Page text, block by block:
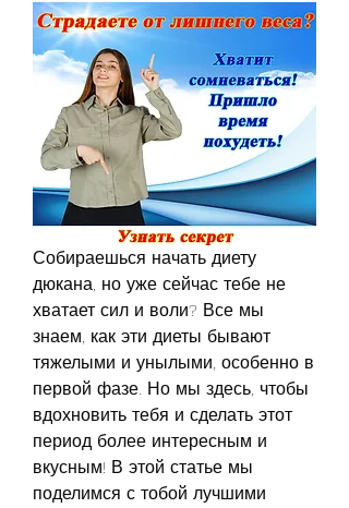
Собираешься начать диету
дюкана, но уже сейчас тебе не
хватает сил и воли? Все мы
знаем, как эти диеты бывают
тяжелыми и унылыми, особенно в
первой фазе. Но мы здесь, чтобы
вдохновить тебя и сделать этот
период более интересным и
вкусным! В этой статье мы
поделимся с тобой лучшими